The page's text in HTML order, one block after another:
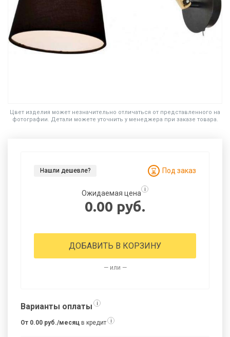
Цвет изделия может незначительно отличаться от представленного на
фотографии. Детали можете уточнить у менеджера при заказе товара.
Нашли дешевле? Под заказ
Ожидаемая цена i
0.00 руб.
ДОБАВИТЬ В КОРЗИНУ
— или —
Варианты оплаты i
От 0.00 руб./месяц в кредит i